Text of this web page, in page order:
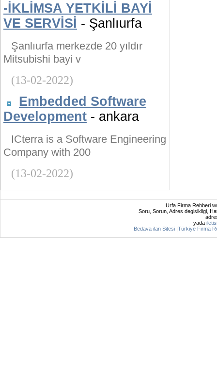
-İKLİMSA YETKİLİ BAYİ
VE SERVİSİ - Şanlıurfa
Şanlıurfa merkezde 20 yıldır
Mitsubishi bayi v
(13-02-2022)
Embedded Software
Development - ankara
ICterra is a Software Engineering
Company with 200
(13-02-2022)
Urfa Firma Rehberi
Soru, Sorun, Adres degisikligi,
yada
Bedava ilan Sitesi |Türkiye Firma